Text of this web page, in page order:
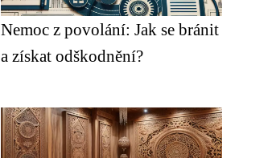
Nemoc z povolání: Jak se bránit
a získat odškodnění?